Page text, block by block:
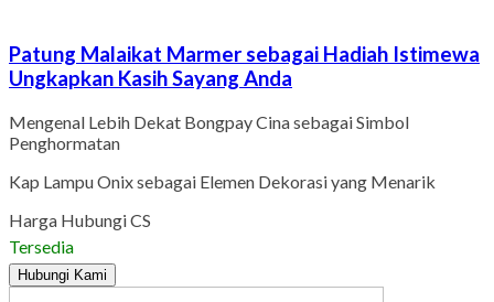
Patung Malaikat Marmer sebagai Hadiah Istimewa
Ungkapkan Kasih Sayang Anda
Mengenal Lebih Dekat Bongpay Cina sebagai Simbol
Penghormatan
Kap Lampu Onix sebagai Elemen Dekorasi yang Menarik
Harga Hubungi CS
Tersedia
Hubungi Kami